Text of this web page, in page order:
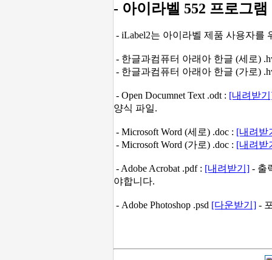
- 아이라벨 552 프로그
- iLabel2는 아이라벨 제품 사용자
- 한글과컴퓨터 아래아 한글 (세로)
- 한글과컴퓨터 아래아 한글 (가로)
- Open Documnet Text .odt : [내려받
양식 파일.
- Microsoft Word (세로) .doc : [내려받
- Microsoft Word (가로) .doc : [내려받
- Adobe Acrobat .pdf : [내려받기] - 출
야합니다.
- Adobe Photoshop .psd [다운받기] -